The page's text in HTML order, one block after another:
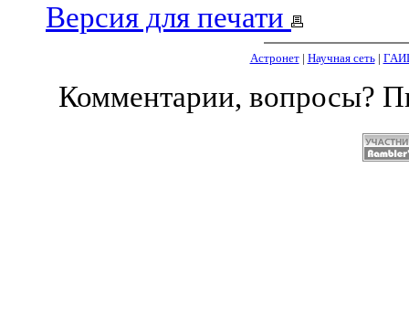
Версия для печати
Астронет| Научная сеть|
Комментарии, вопросы?